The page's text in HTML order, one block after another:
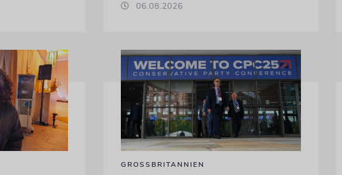
06.08.2026
GROSSBRITANNIEN